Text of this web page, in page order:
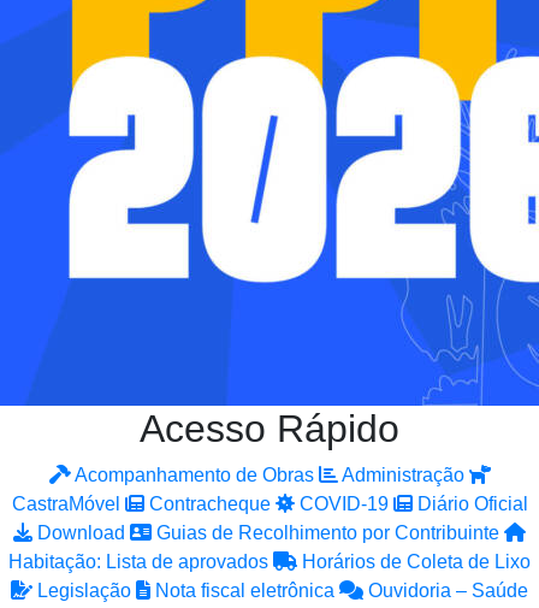
Acesso Rápido
Acompanhamento de Obras
Administração
CastraMóvel
Contracheque COVID-19
Diário Oficial
Download
Guias de Recolhimento por Contribuinte
Habitação: Lista de aprovados
Horários de Coleta de Lixo
Legislação
Nota fiscal eletrônica Ouvidoria – Saúde